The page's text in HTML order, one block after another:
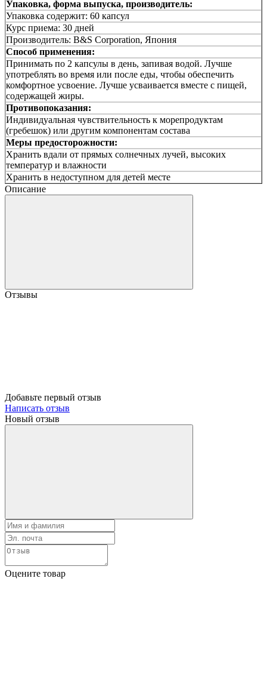
Упаковка, форма выпуска, производитель:
Упаковка содержит: 60 капсул
Курс приема: 30 дней
Производитель: B&S Corporation, Япония
Способ применения:
Принимать по 2 капсулы в день, запивая водой. Лучше
употреблять во время или после еды, чтобы обеспечить
комфортное усвоение. Лучше усваивается вместе с пищей,
содержащей жиры.
Противопоказания:
Индивидуальная чувствительность к морепродуктам
(гребешок) или другим компонентам состава
Меры предосторожности:
Хранить вдали от прямых солнечных лучей, высоких
температур и влажности
Хранить в недоступном для детей месте
Описание
Отзывы
Добавьте первый отзыв
Написать отзыв
Новый отзыв
Оцените товар